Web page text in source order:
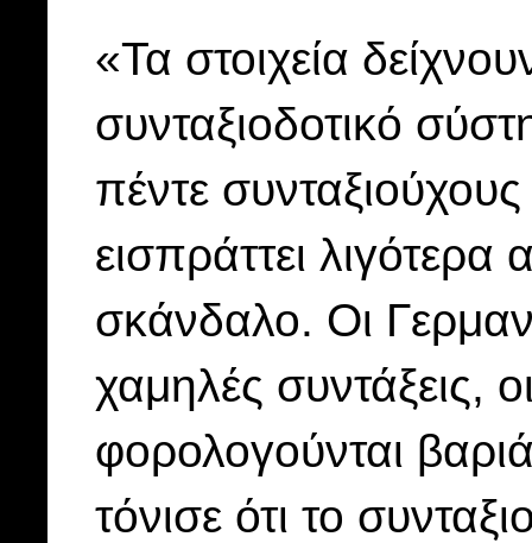
«Τα στοιχεία
συνταξιοδοτικό
πέντε
εισπράττει
σκάνδαλο. Οι
χαμηλές συντάξεις,
φορολογούνται
τόνισε ότι το